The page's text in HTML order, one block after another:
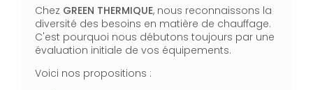
Chez GREEN THERMIQUE, nous reconnaissons la
diversité des besoins en matière de chauffage.
C'est pourquoi nous débutons toujours par une
évaluation initiale de vos équipements.
Voici nos propositions :